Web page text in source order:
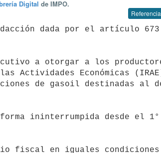
Digital de IMPO.
Actividades Económicas
de gasoil destinadas al